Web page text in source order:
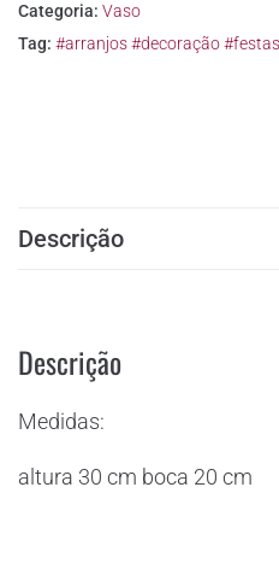
Categoria: Vaso
Tag: #arranjos #decoração
Descrição
Descrição
Medidas:
altura 30 cm boca 20 cm